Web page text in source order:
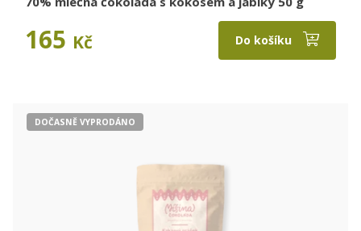
165 Kč Do košíku
DOČASNĚ VYPRODÁNO